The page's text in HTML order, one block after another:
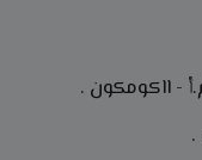
- ااكومكون .
.